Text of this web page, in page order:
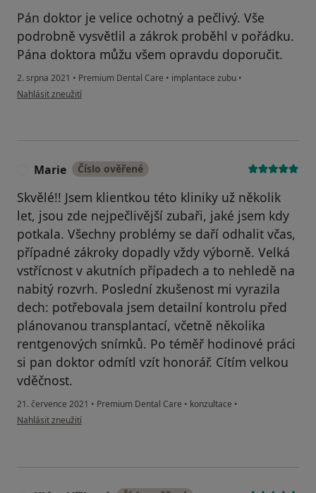
Pán doktor je velice ochotný a pečlivý. Vše
podrobně vysvětlil a zákrok proběhl v pořádku.
Pána doktora můžu všem opravdu doporučit.
2. srpna 2021 • Premium Dental Care • implantace zubu •
podle názoru uživatele Nina V.
Nahlásit zneužití
Marie Číslo ověřené
Skvělé!! Jsem klientkou této kliniky už několik
let, jsou zde nejpečlivější zubaři, jaké jsem kdy
potkala. Všechny problémy se daří odhalit včas,
případné zákroky dopadly vždy výborně. Velká
vstřícnost v akutních případech a to nehledě na
nabitý rozvrh. Poslední zkušenost mi vyrazila
dech: potřebovala jsem detailní kontrolu před
plánovanou transplantací, včetně několika
rentgenových snímků. Po téměř hodinové práci
si pan doktor odmítl vzít honorář. Cítím velkou
vděčnost.
21. července 2021 • Premium Dental Care • konzultace •
podle názoru uživatele Marie
Nahlásit zneužití